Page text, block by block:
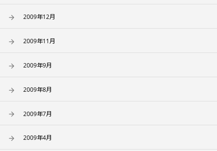
2009年12月
2009年11月
2009年9月
2009年8月
2009年7月
2009年4月